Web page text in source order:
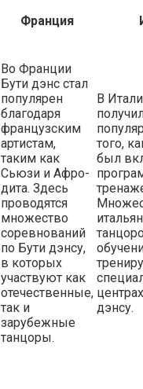
Франция
Во Франции
Бути дэнс стал
популярен
благодаря
французским
артистам,
таким как
Сьюзи и Афро-
дита. Здесь
проводятся
множество
соревнований
по Бути дэнсу,
в которых
участвуют как
отечественные,
так и
зарубежные
танцоры.
В
того,
был
дэнсу.